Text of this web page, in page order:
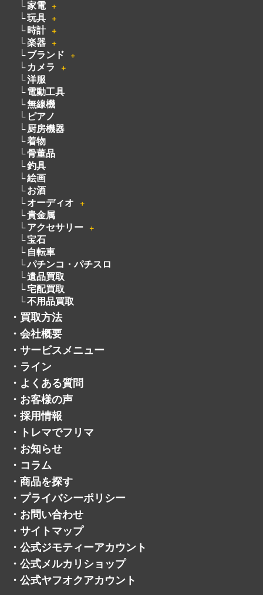
家電 ＋
玩具 ＋
時計 ＋
楽器 ＋
ブランド ＋
カメラ ＋
洋服
電動工具
無線機
ピアノ
厨房機器
着物
骨董品
釣具
絵画
お酒
オーディオ
＋
貴金属
アクセサリー
＋
宝石
自転車
パチンコ・パチスロ
遺品買取
宅配買取
不用品買取
・ 買取方法
・ 会社概要
・ サービスメニュー
・ ライン
・ よくある質問
・ お客様の声
・ 採用情報
・
トレマでフリマ
・ お知らせ
・ コラム
・ 商品を探す
・ プライバシーポリシー
・ お問い合わせ
・ サイトマップ
・ 公式ジモティーアカウント
・ 公式メルカリショップ
・ 公式ヤフオクアカウント